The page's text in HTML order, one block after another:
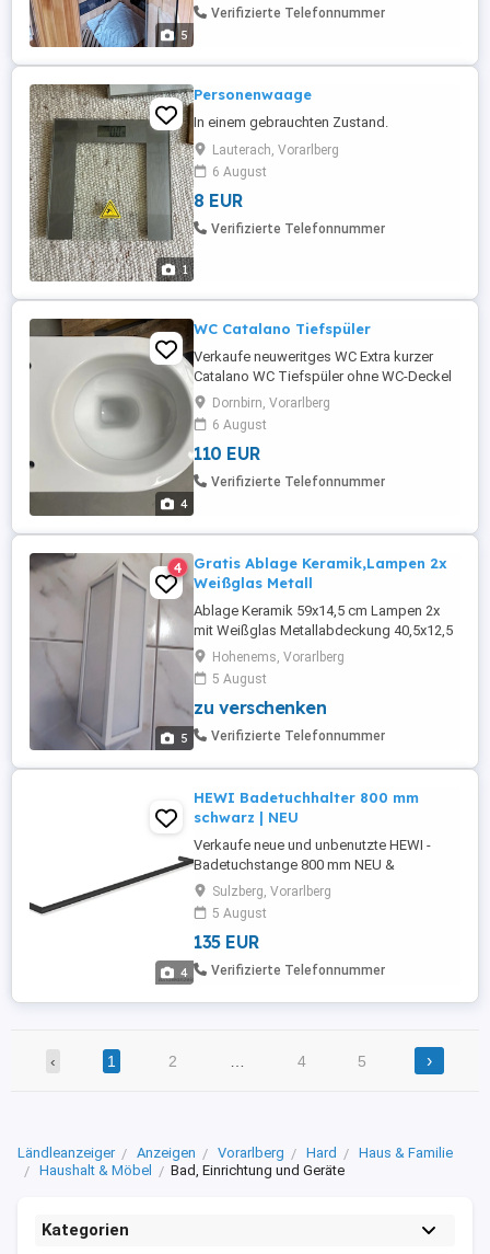
5
Verifizierte Telefonnummer
1
Personenwaage
In einem gebrauchten Zustand.
Lauterach, Vorarlberg
6 August
8 EUR
Verifizierte Telefonnummer
4
WC Catalano Tiefspüler
Verkaufe neuweritges WC Extra kurzer
Catalano WC Tiefspüler ohne WC-Deckel
wurde einmal eingebaut jedoch nicht
benutzt Tiefe 45 cm Neupreis 200 Bitte
um telefonische Anfragen
Dornbirn, Vorarlberg
6 August
110 EUR
Verifizierte Telefonnummer
5
4
Gratis Ablage Keramik,Lampen 2x
Weißglas Metall
Ablage Keramik 59x14,5 cm Lampen 2x
mit Weißglas Metallabdeckung 40,5x12,5
+ Ersatzglühlampen zu verschenken
Hohenems, Vorarlberg
5 August
zu verschenken
Verifizierte Telefonnummer
4
HEWI Badetuchhalter 800 mm
schwarz | NEU
Verkaufe neue und unbenutzte HEWI -
Badetuchstange 800 mm NEU &
unbenutzt - leider die falsche Größe
bestellt. Inkl. Besfestigungsmaterial
Farbe: schwarz tiefmatt Länge: 800 mm
Durchmesser: 18 mm Tiefe: 75 mm
Neupreis: EUR 180,- Privatverkauf, daher
Garantie.
Sulzberg, Vorarlberg
5 August
135 EUR
Verifizierte Telefonnummer
‹ 1 2 4 5 ›
Ländleanzeiger Anzeigen Vorarlberg Hard
Haus & Familie
Haushalt & Möbel
Bad, Einrichtung und Geräte
Kategorien